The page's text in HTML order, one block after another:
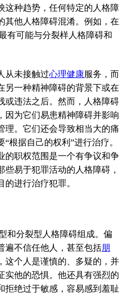
这种趋势，任何特定的人格障
他人格障碍混淆。 例如，在
有可能与分裂样人格障碍和
从未接触过心理健康服务，而
另一种精神障碍的背景下或在
违法之后。 然而，人格障碍
因为它们易患精神障碍并影响
理。 它们还会导致相当大的痛
根据自己的权利”进行治疗。
的职权范围是一个有争议和争
易于犯罪活动的人格障碍，
的进行治疗犯罪。
和分裂型人格障碍组成。 偏
遍不信任他人，甚至包括朋
这个人是谨慎的、多疑的，并
他的恐惧。 他还具有强烈的
拒绝过于敏感，容易感到羞耻